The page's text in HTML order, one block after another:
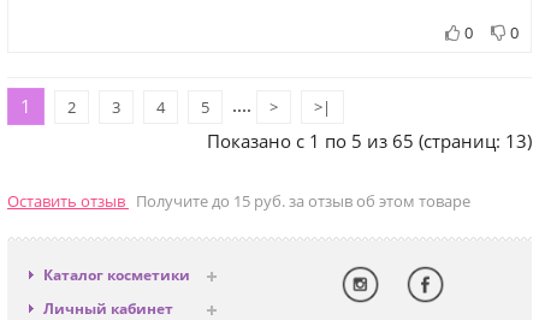
0 0
1 2 3 4 5 .... > >|
Показано с 1 по 5 из 65 (страниц: 13)
Оставить отзыв Получите до 15 руб. за отзыв об этом товаре
Каталог косметики
Антивозрастная
Личный кабинет